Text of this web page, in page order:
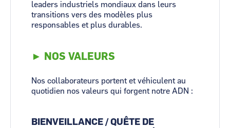
leaders industriels mondiaux dans leurs
transitions vers des modèles plus
responsables et plus durables.
► NOS VALEURS
Nos collaborateurs portent et véhiculent au
quotidien nos valeurs qui forgent notre ADN :
BIENVEILLANCE / QUÊTE DE